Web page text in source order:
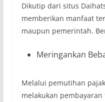
Dikutip dari situs
memberikan manfaat
maupun pemerintah.
Meringankan
Melalui pemutihan
melakukan